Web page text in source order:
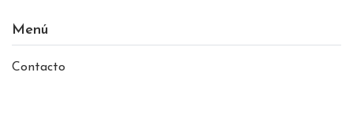
Menú
Contacto